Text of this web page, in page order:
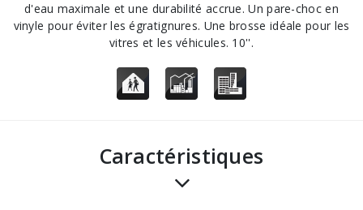
d'eau maximale et une durabilité accrue. Un pare-choc en
vinyle pour éviter les égratignures. Une brosse idéale pour les
vitres et les véhicules. 10''.
Caractéristiques